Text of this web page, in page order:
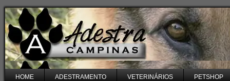
HOME ADESTRAMENTO VETERINÁRIOS PETSHOP